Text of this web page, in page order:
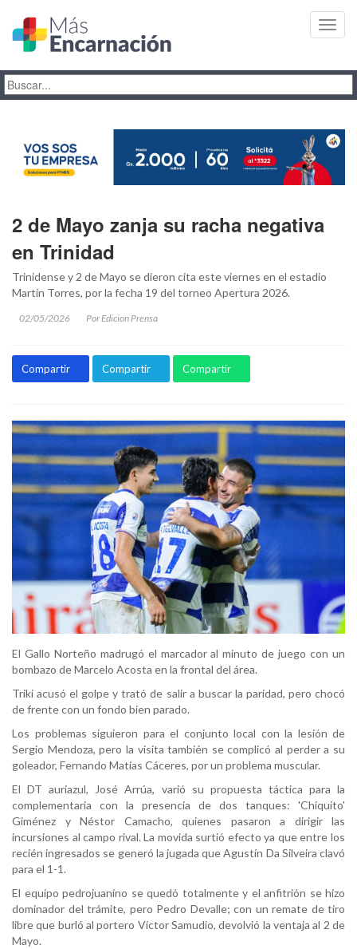
2 de Mayo zanja su racha negativa
en Trinidad
Trinidense y 2 de Mayo se dieron cita este viernes en el estadio
Martín Torres, por la fecha 19 del torneo Apertura 2026.
02/05/2026 Por Edicion Prensa
Compartir Compartir Compartir
El Gallo Norteño madrugó el marcador al minuto de juego con un
bombazo de Marcelo Acosta en la frontal del área.
Triki acusó el golpe y trató de salir a buscar la paridad, pero chocó
de frente con un fondo bien parado.
Los problemas siguieron para el conjunto local con la lesión de
Sergio Mendoza, pero la visita también se complicó al perder a su
goleador, Fernando Matías Cáceres, por un problema muscular.
El DT auriazul, José Arrúa, varió su propuesta táctica para la
complementaria con la presencia de dos tanques: 'Chiquito'
Giménez y Néstor Camacho, quienes pasaron a dirigir las
incursiones al campo rival. La movida surtió efecto ya que entre los
recién ingresados se generó la jugada que Agustín Da Silveira clavó
para el 1-1.
El equipo pedrojuanino se quedó totalmente y el anfitrión se hizo
dominador del trámite, pero Pedro Devalle; con un remate de tiro
libre que burló al portero Víctor Samudio, devolvió la ventaja al 2 de
Mayo.